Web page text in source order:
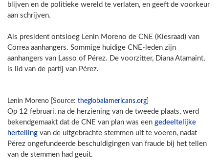
blijven en de politieke wereld te verlaten, en geeft de voorkeur
aan schrijven.
Als president ontsloeg Lenin Moreno de CNE (Kiesraad) van
Correa aanhangers. Sommige huidige CNE-leden zijn
aanhangers van Lasso of Pérez. De voorzitter, Diana Atamaint,
is lid van de partij van Pérez.
Lenin Moreno [Source: theglobalamericans.org
Op 12 februari, na de herziening van de tweede plaats, werd
bekendgemaakt dat de CNE van plan was een gedeeltelijke
hertelling van de uitgebrachte stemmen uit te voeren, nadat
Pérez ongefundeerde beschuldigingen van fraude bij het tellen
van de stemmen had geuit.